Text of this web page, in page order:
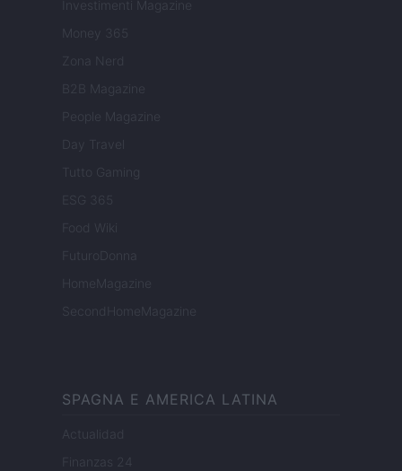
Investimenti Magazine
Money 365
Zona Nerd
B2B Magazine
People Magazine
Day Travel
Tutto Gaming
ESG 365
Food Wiki
FuturoDonna
HomeMagazine
SecondHomeMagazine
SPAGNA E AMERICA LATINA
Actualidad
Finanzas 24